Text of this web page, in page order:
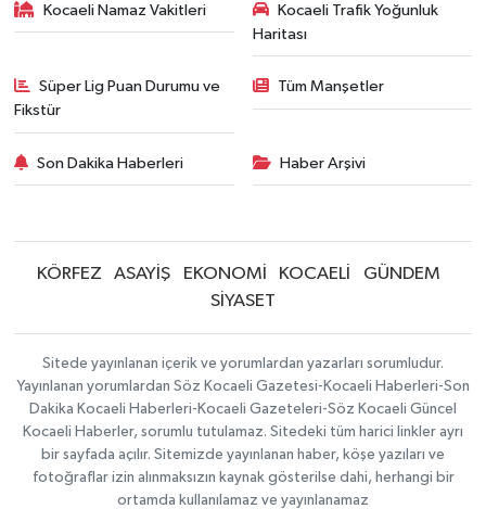
Kocaeli Namaz Vakitleri
Kocaeli Trafik Yoğunluk
Haritası
Süper Lig Puan Durumu ve
Fikstür
Tüm Manşetler
Son Dakika Haberleri Haber Arşivi
KÖRFEZ ASAYİŞ EKONOMİ KOCAELİ
GÜNDEM
SİYASET
Sitede yayınlanan içerik ve yorumlardan yazarları sorumludur.
Yayınlanan yorumlardan Söz Kocaeli Gazetesi-Kocaeli Haberleri-Son
Dakika Kocaeli Haberleri-Kocaeli Gazeteleri-Söz Kocaeli Güncel
Kocaeli Haberler, sorumlu tutulamaz. Sitedeki tüm harici linkler ayrı
bir sayfada açılır. Sitemizde yayınlanan haber, köşe yazıları ve
fotoğraflar izin alınmaksızın kaynak gösterilse dahi, herhangi bir
ortamda kullanılamaz ve yayınlanamaz